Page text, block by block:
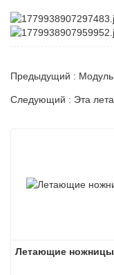
Летающие ножницы